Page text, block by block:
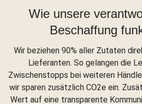
Wie unsere
Beschaffung
Wir beziehen 90% aller Zutaten
Lieferanten. So gelangen die
Zwischenstopps bei weiteren
wir sparen zusätzlich CO2e ein.
Wert auf eine transparente